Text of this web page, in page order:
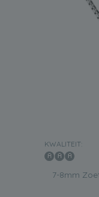
KWALITEIT:
7-8mm